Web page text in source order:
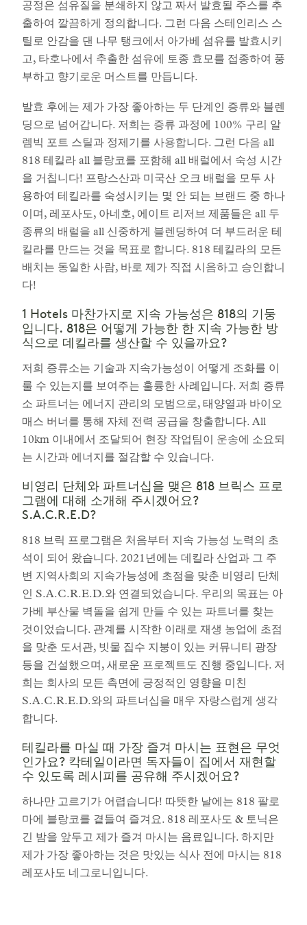
공정은 섬유질을 분쇄하지 않고 짜서 발효될 주스를 추
출하여 깔끔하게 정의합니다. 그런 다음 스테인리스 스
틸로 안감을 댄 나무 탱크에서 아가베 섬유를 발효시키
고, 타호나에서 추출한 섬유에 토종 효모를 접종하여 풍
부하고 향기로운 머스트를 만듭니다.
발효 후에는 제가 가장 좋아하는 두 단계인 증류와 블렌
딩으로 넘어갑니다. 저희는 증류 과정에 100% 구리 알
렘빅 포트 스틸과 정제기를 사용합니다. 그런 다음 all
818 테킬라 all 블랑코를 포함해 all 배럴에서 숙성 시간
을 거칩니다! 프랑스산과 미국산 오크 배럴을 모두 사
용하여 테킬라를 숙성시키는 몇 안 되는 브랜드 중 하나
이며, 레포사도, 아네호, 에이트 리저브 제품들은 all 두
종류의 배럴을 all 신중하게 블렌딩하여 더 부드러운 테
킬라를 만드는 것을 목표로 합니다. 818 테킬라의 모든
배치는 동일한 사람, 바로 제가 직접 시음하고 승인합니
다!
1 Hotels 마찬가지로 지속 가능성은 818의 기둥
입니다. 818은 어떻게 가능한 한 지속 가능한 방
식으로 데킬라를 생산할 수 있을까요?
저희 증류소는 기술과 지속가능성이 어떻게 조화를 이
룰 수 있는지를 보여주는 훌륭한 사례입니다. 저희 증류
소 파트너는 에너지 관리의 모범으로, 태양열과 바이오
매스 버너를 통해 자체 전력 공급을 창출합니다. All
10km 이내에서 조달되어 현장 작업팀이 운송에 소요되
는 시간과 에너지를 절감할 수 있습니다.
비영리 단체와 파트너십을 맺은 818 브릭스 프로
그램에 대해 소개해 주시겠어요?
S.A.C.R.E.D?
818 브릭 프로그램은 처음부터 지속 가능성 노력의 초
석이 되어 왔습니다. 2021년에는 데킬라 산업과 그 주
변 지역사회의 지속가능성에 초점을 맞춘 비영리 단체
인 S.A.C.R.E.D.와 연결되었습니다. 우리의 목표는 아
가베 부산물 벽돌을 쉽게 만들 수 있는 파트너를 찾는
것이었습니다. 관계를 시작한 이래로 재생 농업에 초점
을 맞춘 도서관, 빗물 집수 지붕이 있는 커뮤니티 광장
등을 건설했으며, 새로운 프로젝트도 진행 중입니다. 저
희는 회사의 모든 측면에 긍정적인 영향을 미친
S.A.C.R.E.D.와의 파트너십을 매우 자랑스럽게 생각
합니다.
테킬라를 마실 때 가장 즐겨 마시는 표현은 무엇
인가요? 칵테일이라면 독자들이 집에서 재현할
수 있도록 레시피를 공유해 주시겠어요?
하나만 고르기가 어렵습니다! 따뜻한 날에는 818 팔로
마에 블랑코를 곁들여 즐겨요. 818 레포사도 & 토닉은
긴 밤을 앞두고 제가 즐겨 마시는 음료입니다. 하지만
제가 가장 좋아하는 것은 맛있는 식사 전에 마시는 818
레포사도 네그로니입니다.